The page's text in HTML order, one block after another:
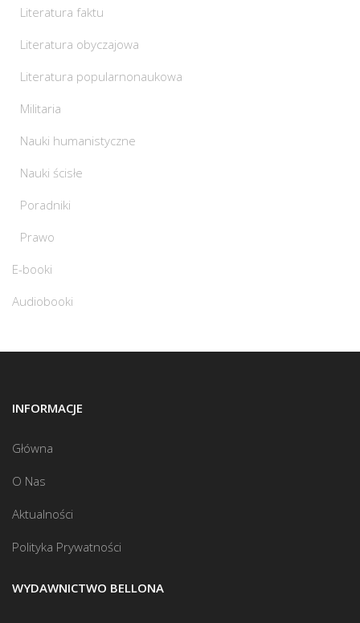
Literatura faktu
Literatura obyczajowa
Literatura popularnonaukowa
Militaria
Nauki humanistyczne
Nauki ścisłe
Poradniki
Prawo
E-booki
Audiobooki
INFORMACJE
Główna
O Nas
Aktualności
Polityka Prywatności
WYDAWNICTWO BELLONA